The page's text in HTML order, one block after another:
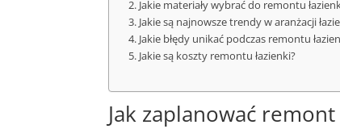
Jakie materiały wybrać do remontu
Jakie są najnowsze trendy w aranżacji
Jakie błędy unikać podczas remontu
Jakie są koszty remontu łazienki?
Jak zaplanować remont